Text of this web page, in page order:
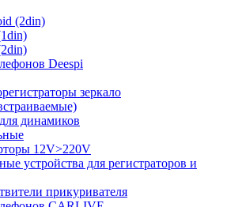
(2din)
Deespi
зеркало
динамиков
12V>220V
устройства для регистраторов и
прикуривателя